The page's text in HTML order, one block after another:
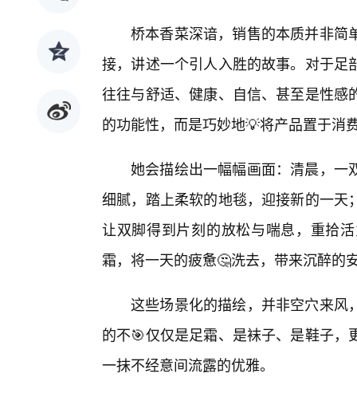
桥本香菜深谙，销售的本质并非简
接，讲述一个引人入胜的故事。对于
往往与舒适、健康、自信、甚至是性
的功能性，而是巧妙地💡将产品置于消
她会描绘出一幅幅画面：清晨，一
细腻，踏上柔软的地毯，迎接新的一
让双脚得到片刻的放松与喘息，重拾
霜，将一天的疲惫🤔洗去，带来沉醉的
这些场景化的描绘，并非空穴来风
的不🎯仅仅是足霜、是袜子、是鞋子
一抹不经意间流露的优雅。